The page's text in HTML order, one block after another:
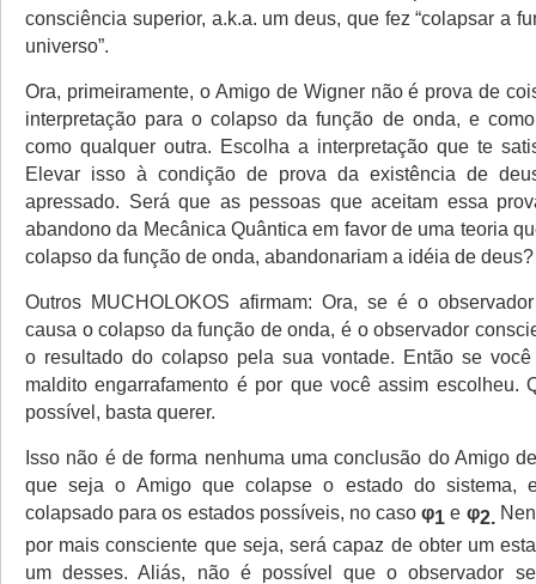
consciência superior, a.k.a. um deus, que fez “colapsar a
universo”.
Ora, primeiramente, o Amigo de Wigner não é prova de
interpretação para o colapso da função de onda, e
como qualquer outra. Escolha a interpretação que te
Elevar isso à condição de prova da existência de
apressado. Será que as pessoas que aceitam essa
abandono da Mecânica Quântica em favor de uma teoria
colapso da função de onda, abandonariam a idéia de deus?
Outros MUCHOLOKOS afirmam: Ora, se é o
causa o colapso da função de onda, é o observador
o resultado do colapso pela sua vontade. Então se
maldito engarrafamento é por que você assim escolheu.
possível, basta querer.
Isso não é de forma nenhuma uma conclusão do Amigo
que seja o Amigo que colapse o estado do sistema,
colapsado para os estados possíveis, no casoφ1 e φ2.
por mais consciente que seja, será capaz de obter um
um desses. Aliás, não é possível que o observador